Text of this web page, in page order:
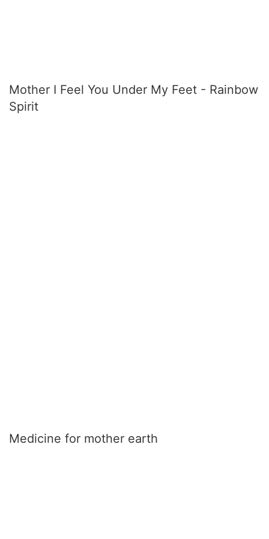
Mother I Feel You Under My Feet - Rainbow
Spirit
Medicine for mother earth